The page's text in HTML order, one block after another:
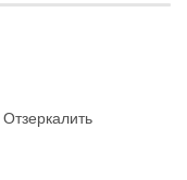
Отзеркалить